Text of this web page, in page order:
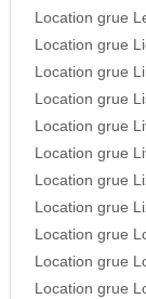
Location grue
Location grue
Location grue
Location grue
Location grue
Location grue
Location grue
Location grue
Location grue
Location grue
Location grue